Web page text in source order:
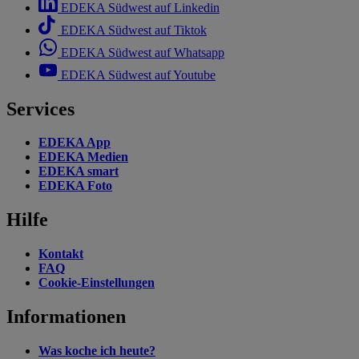
EDEKA Südwest auf Linkedin
EDEKA Südwest auf Tiktok
EDEKA Südwest auf Whatsapp
EDEKA Südwest auf Youtube
Services
EDEKA App
EDEKA Medien
EDEKA smart
EDEKA Foto
Hilfe
Kontakt
FAQ
Cookie-Einstellungen
Informationen
Was koche ich heute?